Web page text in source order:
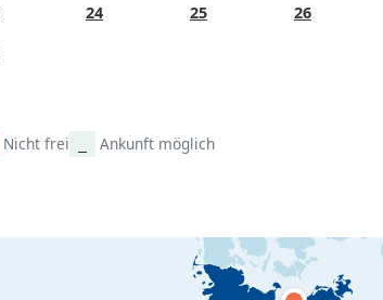
24 25 26
Nicht frei Ankunft möglich